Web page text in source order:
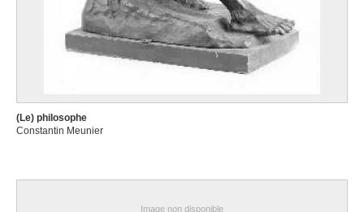
(Le) philosophe
Constantin Meunier
Image non disponible